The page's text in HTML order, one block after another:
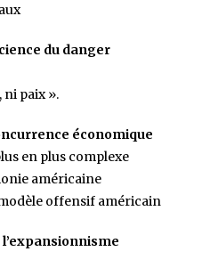
du danger
ni paix ».
économique
en plus complexe
américaine
offensif américain